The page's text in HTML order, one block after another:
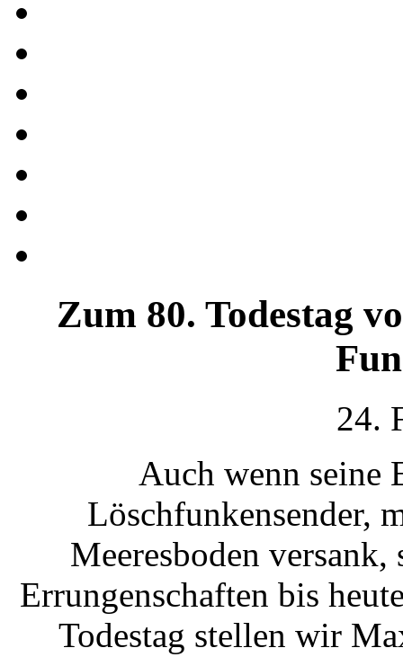
Zum 80. Todestag
24.
Auch wenn seine
Löschfunkensender,
Meeresboden
Errungenschaften bis
Todestag stellen wir